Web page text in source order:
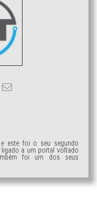
e este foi o seu segundo
a um portal voltado
foi um dos seus